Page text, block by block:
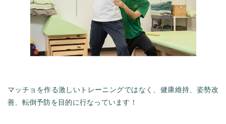
マッチョを作る激しいトレーニングではなく、健康維持、姿勢改
善、転倒予防を目的に行なっています！